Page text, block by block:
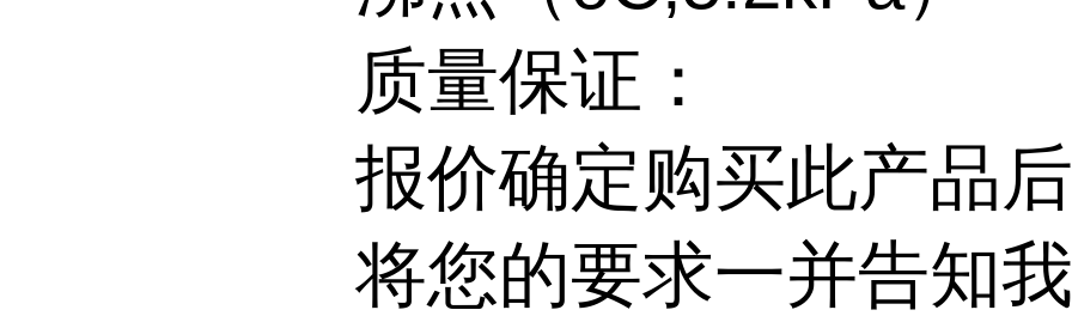
质量保证：
报价确定购买此产品
将您的要求一并告知